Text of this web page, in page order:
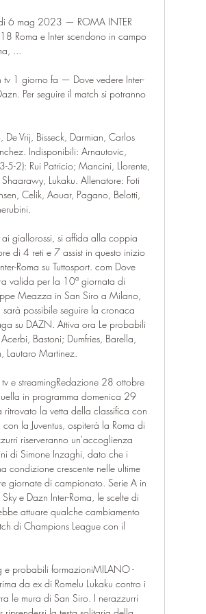
di 6 mag 2023 — ROMA INTER
Roma e Inter scendono in campo
...
tv 1 giorno fa — Dove vedere Inter-
Per seguire il match si potranno
Vrij, Bisseck, Darmian, Carlos
Indisponibili: Arnautovic,
5-2): Rui Patricio; Mancini, Llorente,
Lukaku. Allenatore: Foti
Celik, Aouar, Pagano, Belotti,
giallorossi, si affida alla coppia
di 4 reti e 7 assist in questo inizio
Roma su Tuttosport. com Dove
valida per la 10ª giornata di
Meazza in San Siro a Milano,
possibile seguire la cronaca
su DAZN. Attiva ora Le probabili
Bastoni; Dumfries, Barella,
Lautaro Martinez.
e streamingRedazione 28 ottobre
in programma domenica 29
la vetta della classifica con
la Juventus, ospiterà la Roma di
riserveranno un'accoglienza
di Simone Inzaghi, dato che i
condizione crescente nelle ultime
giornate di campionato. Serie A in
e Dazn Inter-Roma, le scelte di
attuare qualche cambiamento
di Champions League con il
e probabili formazioniMILANO -
da ex di Romelu Lukaku contro i
le mura di San Siro. I nerazzurri